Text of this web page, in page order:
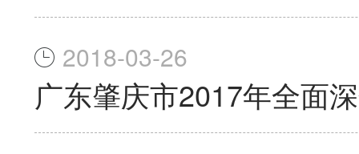
2018-03-26
广东肇庆市2017年全面